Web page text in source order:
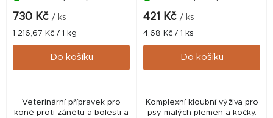
730 Kč / ks
Měrná
cena:
1 216,67 Kč / 1 kg
Do košíku
Veterinární přípravek pro
koně proti zánětu a bolesti a
421 Kč / ks
Měrná
cena:
4,68 Kč / 1 ks
Do košíku
Komplexní kloubní výživa pro
psy malých plemen a kočky.